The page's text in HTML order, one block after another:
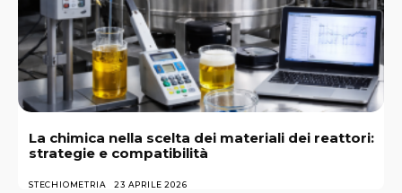
La chimica nella scelta dei materiali dei reattori:
strategie e compatibilità
STECHIOMETRIA 23 APRILE 2026